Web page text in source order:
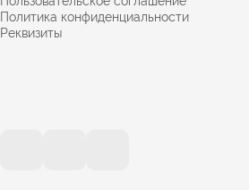
Политика конфиденциальности
Реквизиты